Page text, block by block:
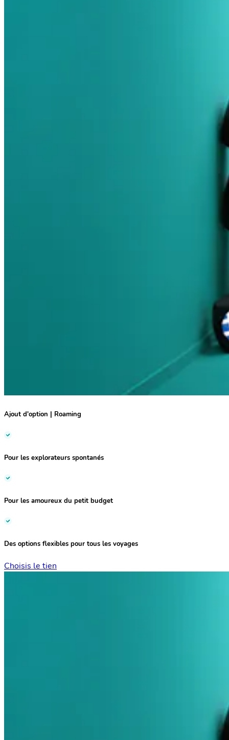
Ajout d'option | Roaming
Pour les explorateurs spontanés
Pour les amoureux du petit budget
Des options flexibles pour tous les voyages
Choisis le tien